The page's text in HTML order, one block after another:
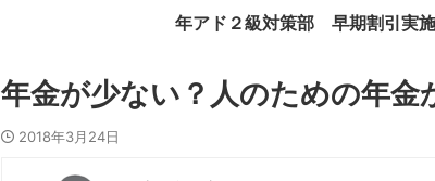
年アド２級対策部 早期割引実施中 詳
年金が少ない？人のための年
2018年3月24日